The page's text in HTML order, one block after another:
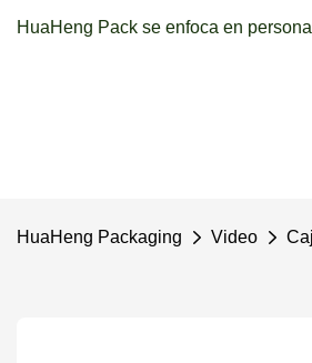
HuaHeng Pack se enfoca en
HuaHeng Packaging Video